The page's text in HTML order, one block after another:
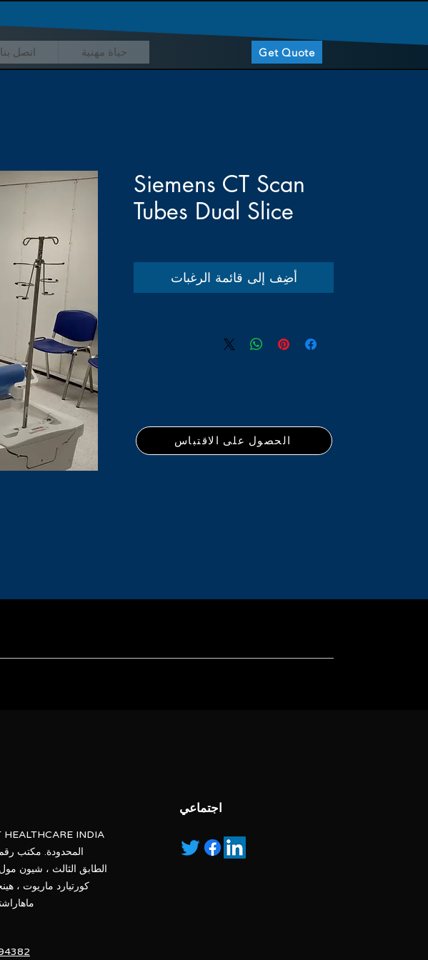
اتصل بنا حياة مهنية Get Quote
Siemens CT Scan
Tubes Dual Slice
أضِف إلى قائمة الرغبات
and if they appear with the listed products, it is only used for the
unless otherwise so specified.
trading, “m” means own manufactured, “ad” means authorised
الحصول على الاقتباس
HEALTHCARE INDIA
الطابق الثالث ، شيون
كورتيارد ماريوت ،
ماهاراشترا
اجتماعي